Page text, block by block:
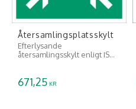
Återsamlingsplatsskylt
Efterlysande
återsamlingsskylt enligt ISO
671,25 KR